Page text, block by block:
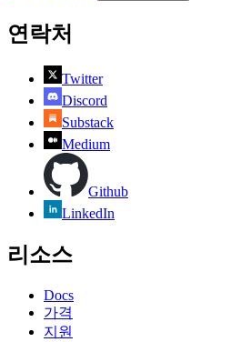
연락처
Twitter
Discord
Substack
Medium
Github
LinkedIn
리소스
Docs
가격
지원